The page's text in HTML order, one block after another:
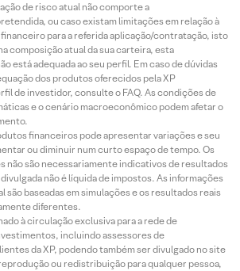
de risco atual não comporte a
ou caso existam limitações em relação à
para a referida aplicação/contratação, isto
composição atual da sua carteira, esta
está adequada ao seu perfil. Em caso de dúvidas
dos produtos oferecidos pela XP
de investidor, consulte o FAQ. As condições de
e o cenário macroeconômico podem afetar o
financeiros pode apresentar variações e seu
ou diminuir num curto espaço de tempo. Os
não são necessariamente indicativos de resultados
não é líquida de impostos. As informações
baseadas em simulações e os resultados reais
diferentes.
à circulação exclusiva para a rede de
incluindo assessores de
da XP, podendo também ser divulgado no site
ou redistribuição para qualquer pessoa,